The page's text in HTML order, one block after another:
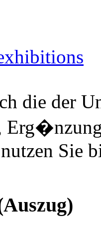
die der
Sie